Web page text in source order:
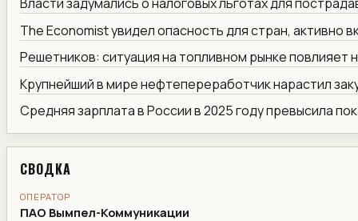
The Economist увидел опасность для стран, активно
Решетников: ситуация на топливном рынке повлияет
Крупнейший в мире нефтепереработчик нарастил
Средняя зарплата в России в 2025 году превысила
СВОДКА
ОПЕРАТОР
ПАО Вымпел-Коммуникации